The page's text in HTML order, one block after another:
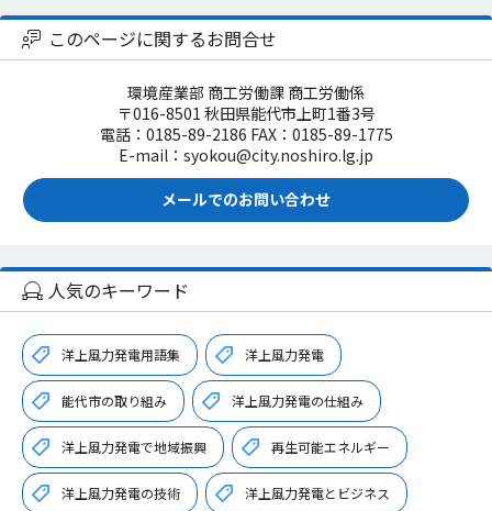
このページに関するお問合せ
環境産業部 商工労働課 商工労働係
〒016-8501 秋田県能代市上町1番3号
電話：0185-89-2186 FAX：0185-89-1775
E-mail：syokou@city.noshiro.lg.jp
メールでのお問い合わせ
人気のキーワード
洋上風力発電用語集 洋上風力発電
能代市の取り組み 洋上風力発電の仕組み
洋上風力発電で地域振興 再生可能エネルギー
洋上風力発電の技術 洋上風力発電とビジネス